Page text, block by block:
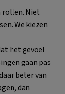
rollen. Niet
We kiezen
het gevoel
gaan pas
beter van
dan